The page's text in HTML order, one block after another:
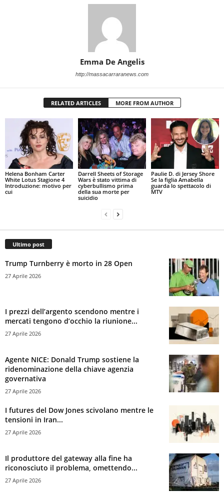
Emma De Angelis
http://massacarraranews.com
RELATED ARTICLES MORE FROM AUTHOR
Helena Bonham Carter
White Lotus Stagione 4
Introduzione: motivo per
cui
Darrell Sheets of Storage
Wars è stato vittima di
cyberbullismo prima
della sua morte per
suicidio
Paulie D. di Jersey Shore
Se la figlia Amabella
guarda lo spettacolo di
MTV
Ultimo post
Trump Turnberry è morto in 28 Open
27 Aprile 2026
I prezzi dell’argento scendono mentre i
mercati tengono d’occhio la riunione...
27 Aprile 2026
Agente NICE: Donald Trump sostiene la
ridenominazione della chiave agenzia
governativa
27 Aprile 2026
I futures del Dow Jones scivolano mentre le
tensioni in Iran...
27 Aprile 2026
Il produttore del gateway alla fine ha
riconosciuto il problema, omettendo...
27 Aprile 2026